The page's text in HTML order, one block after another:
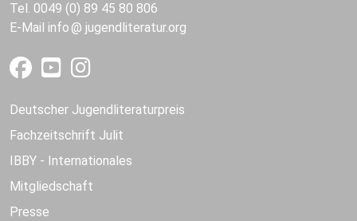
Tel. 0049 (0) 89 45 80 806
E-Mail info jugendliteratur.org
Deutscher Jugendliteraturpreis
Fachzeitschrift Julit
IBBY - Internationales
Mitgliedschaft
Presse